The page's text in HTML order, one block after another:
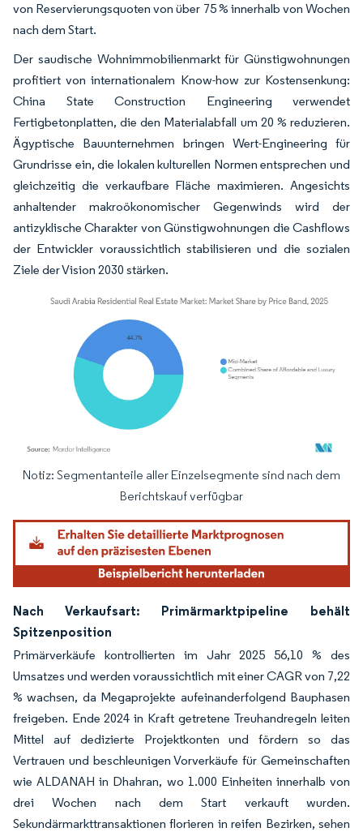
von Reservierungsquoten von über 75 % innerhalb von Wochen
nach dem Start.
Der saudische Wohnimmobilienmarkt für Günstigwohnungen
profitiert von internationalem Know-how zur Kostensenkung:
China State Construction Engineering verwendet
Fertigbetonplatten, die den Materialabfall um 20 % reduzieren.
Ägyptische Bauunternehmen bringen Wert-Engineering für
Grundrisse ein, die lokalen kulturellen Normen entsprechen und
gleichzeitig die verkaufbare Fläche maximieren. Angesichts
anhaltender makroökonomischer Gegenwinds wird der
antizyklische Charakter von Günstigwohnungen die Cashflows
der Entwickler voraussichtlich stabilisieren und die sozialen
Ziele der Vision 2030 stärken.
Bild © Mordor Intelligence. Wiederverwendung erfordert Namensnennung
Notiz: Segmentanteile aller Einzelsegmente sind nach dem
Berichtskauf verfügbar
Nach Verkaufsart: Primärmarktpipeline behält
Spitzenposition
Primärverkäufe kontrollierten im Jahr 2025 56,10 % des
Umsatzes und werden voraussichtlich mit einer CAGR von 7,22
% wachsen, da Megaprojekte aufeinanderfolgend Bauphasen
freigeben. Ende 2024 in Kraft getretene Treuhandregeln leiten
Mittel auf dedizierte Projektkonten und fördern so das
Vertrauen und beschleunigen Vorverkäufe für Gemeinschaften
wie ALDANAH in Dhahran, wo 1.000 Einheiten innerhalb von
drei Wochen nach dem Start verkauft wurden.
Sekundärmarkttransaktionen florieren in reifen Bezirken, sehen